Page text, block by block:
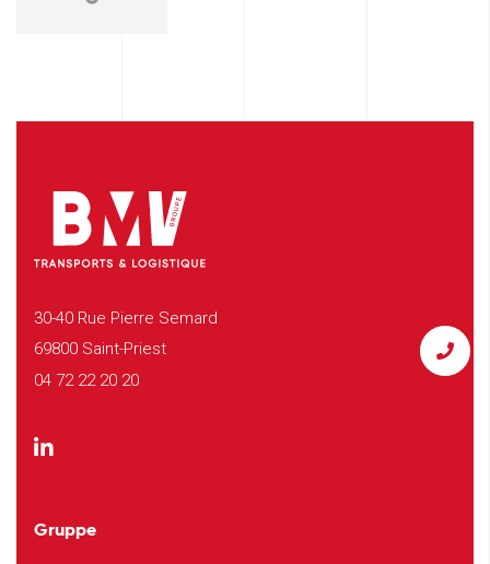
30-40 Rue Pierre Semard
69800 Saint-Priest
04 72 22 20 20
Gruppe